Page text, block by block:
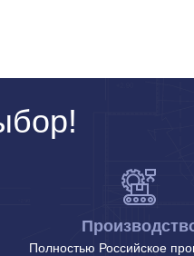
Полностью Российское